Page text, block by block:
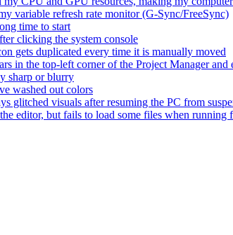
variable refresh rate monitor (G-Sync/FreeSync)
time to start
clicking the system console
gets duplicated every time it is manually moved
in the top-left corner of the Project Manager
sharp or blurry
washed out colors
glitched visuals after resuming the PC from
editor, but fails to load some files when running